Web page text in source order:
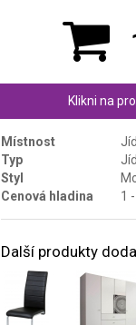
Klikni na
Místnost
Typ
Styl
Cenová hladina
1
Další produkty